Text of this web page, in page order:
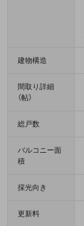
建物構造
間取り詳細
（帖）
総戸数
バルコニー面
積
採光向き
更新料